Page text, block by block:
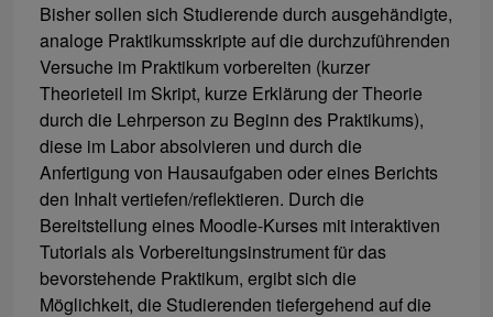
Bisher sollen sich Studierende durch ausgehändigte,
analoge Praktikumsskripte auf die durchzuführenden
Versuche im Praktikum vorbereiten (kurzer
Theorieteil im Skript, kurze Erklärung der Theorie
durch die Lehrperson zu Beginn des Praktikums),
diese im Labor absolvieren und durch die
Anfertigung von Hausaufgaben oder eines Berichts
den Inhalt vertiefen/reflektieren. Durch die
Bereitstellung eines Moodle-Kurses mit interaktiven
Tutorials als Vorbereitungsinstrument für das
bevorstehende Praktikum, ergibt sich die
Möglichkeit, die Studierenden tiefergehend auf die